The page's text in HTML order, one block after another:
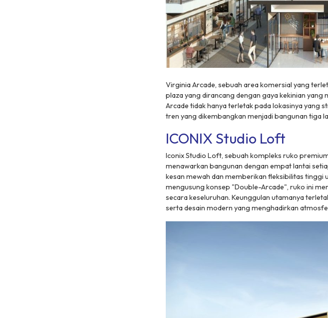
Virginia Arcade, sebuah area komersial yang
plaza yang dirancang dengan gaya kekinian yang
Arcade tidak hanya terletak pada lokasinya yang
tren yang dikembangkan menjadi bangunan tiga
ICONIX Studio Loft
Iconix Studio Loft, sebuah kompleks ruko
menawarkan bangunan dengan empat lantai
kesan mewah dan memberikan fleksibilitas tinggi
mengusung konsep "Double-Arcade", ruko ini
secara keseluruhan. Keunggulan utamanya
serta desain modern yang menghadirkan